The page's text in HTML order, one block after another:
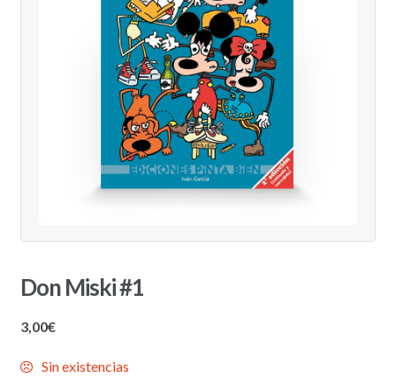
Don Miski #1
3,00€
Sin existencias